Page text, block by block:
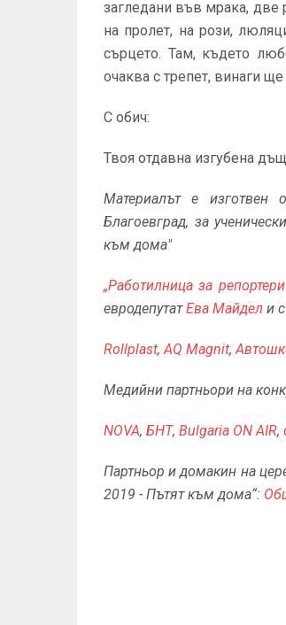
загледани във мрака, две
на пролет, на рози,
сърцето. Там, където
очаква с трепет, винаги
С обич:
Твоя отдавна изгубена
Материалът е изготвен
Благоевград, за
към дома"
„Работилница за
евродепутатЕва Майдел и
Rollplast,AQ Magnit,
Медийни партньори на
NOVA, БНТ, Bulgaria ON AIR,
Партньор и домакин на
2019 - Пътят към дома“: